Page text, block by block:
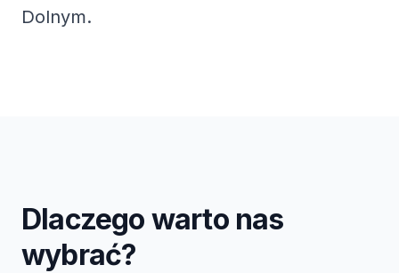
Dolnym.
Dlaczego warto nas
wybrać?